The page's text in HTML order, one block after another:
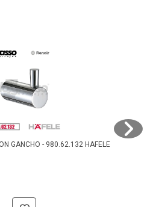
GANCHO - 980.62.132 HAFELE